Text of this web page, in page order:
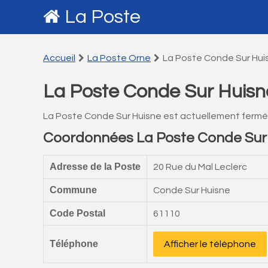
La Poste
Accueil La Poste Orne La Poste Conde Sur
La Poste Conde Sur
La Poste Conde Sur Huisne est actuellement
Coordonnées La Poste Conde
Adresse de la Poste 20 Rue du Mal Leclerc
Commune Conde Sur Huisne
Code Postal 61110
Téléphone Afficher le téléphone